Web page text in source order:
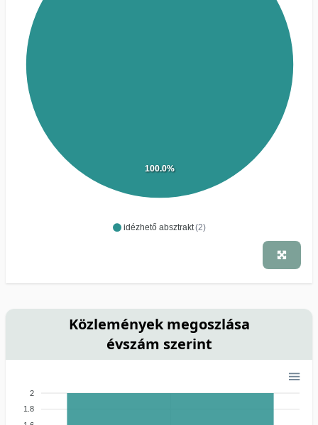
idézhető absztrakt(2)
100.0%
Közlemények megoszlása
évszám szerint
2
1.8